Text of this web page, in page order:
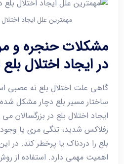
مهمترین علل ایجاد
مشکلات حنجره و
در ایجاد اختلال بلع
گاهی علت اختلال بلع نه عصبی
ساختار مسیر بلع دچار مشکل
ایجاد اختلال بلع در بزرگسالان
رفلاکس شدید، تنگی مری یا
بلع را دردناک یا پرخطر کند. در
اهمیت مهمی دارد. استفاده از